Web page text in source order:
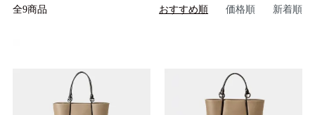
全9商品 おすすめ順 価格順 新着順